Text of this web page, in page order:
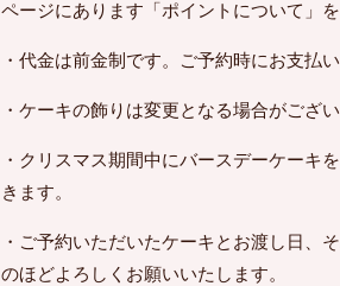
ページにあります「ポイントについて」を
・代金は前金制です。ご予約時にお支払
・ケーキの飾りは変更となる場合がござい
・クリスマス期間中にバースデーケーキ
きます。
・ご予約いただいたケーキとお渡し日、
のほどよろしくお願いいたします。